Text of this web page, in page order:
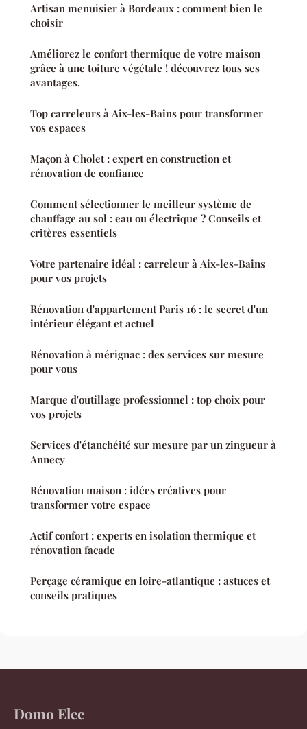
Artisan menuisier à Bordeaux : comment bien le
choisir
Améliorez le confort thermique de votre maison
grâce à une toiture végétale ! découvrez tous ses
avantages.
Top carreleurs à Aix-les-Bains pour transformer
vos espaces
Maçon à Cholet : expert en construction et
rénovation de confiance
Comment sélectionner le meilleur système de
chauffage au sol : eau ou électrique ? Conseils et
critères essentiels
Votre partenaire idéal : carreleur à Aix-les-Bains
pour vos projets
Rénovation d'appartement Paris 16 : le secret d'un
intérieur élégant et actuel
Rénovation à mérignac : des services sur mesure
pour vous
Marque d'outillage professionnel : top choix pour
vos projets
Services d'étanchéité sur mesure par un zingueur à
Annecy
Rénovation maison : idées créatives pour
transformer votre espace
Actif confort : experts en isolation thermique et
rénovation facade
Perçage céramique en loire-atlantique : astuces et
conseils pratiques
Domo Elec